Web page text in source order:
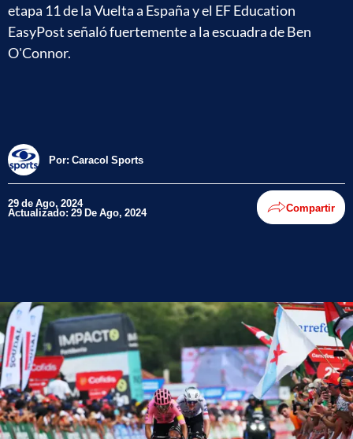
etapa 11 de la Vuelta a España y el EF Education
EasyPost señaló fuertemente a la escuadra de Ben
O'Connor.
Por: Caracol Sports
29 de Ago, 2024
Actualizado: 29 De Ago, 2024 Compartir